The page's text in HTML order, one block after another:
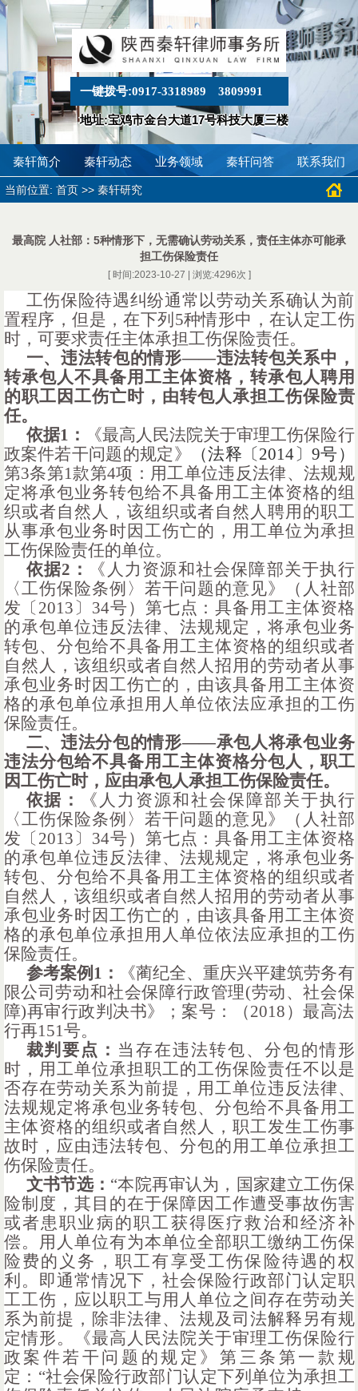
一键拨号:0917-3318989 3809991
地址:宝鸡市金台大道17号科技大厦三楼
秦轩简介 秦轩动态 业务领域 秦轩问答 联系我们
当前位置: 首页 >> 秦轩研究
最高院 人社部：5种情形下，无需确认劳动关系，责任主体亦可能承
担工伤保险责任
[ 时间:2023-10-27 | 浏览:4296次 ]
工伤保险待遇纠纷通常以劳动关系确认为前
置程序，但是，在下列 5种情形中， 在认定工伤
时，可要求责任主体承担工伤保险责任。
一、违法转包的情形——违法转包关系中，
转承包人不具备用工主体资格，转承包人聘用
的职工因工伤亡时，由转包人承担工伤保险责
任。
依据1：
《最高人民法院关于审理工伤保险行
政案件若干问题的规定》
（法释〔2014〕9号）
第3条第1款第4项： 用工单位违反法律、法规规
定将承包业务转包给不具备用工主体资格的组
织或者自然人，该组织或者自然人聘用的职工
从事承包业务时因工伤亡的，用工单位为承担
工伤保险责任的单位。
依据2：
《人力资源和社会保障部关于执行
〈工伤保险条例〉若干问题的意见》（人社部
发〔 2013〕34号）第七点：具备用工主体资格
的承包单位违反法律、法规规定，将承包业务
转包、分包给不具备用工主体资格的组织或者
自然人，该组织或者自然人招用的劳动者从事
承包业务时因工伤亡的，由该具备用工主体资
格的承包单位承担用人单位依法应承担的工伤
保险责任。
二、违法分包的情形——承包人将承包业务
违法分包给不具备用工主体资格分包人，职工
因工伤亡时，应由承包人承担工伤保险责任。
依据：
《人力资源和社会保障部关于执行
〈工伤保险条例〉若干问题的意见》（人社部
发〔 2013〕34号）第七点：具备用工主体资格
的承包单位违反法律、法规规定，将承包业务
转包、分包给不具备用工主体资格的组织或者
自然人，该组织或者自然人招用的劳动者从事
承包业务时因工伤亡的，由该具备用工主体资
格的承包单位承担用人单位依法应承担的工伤
保险责任。
参考案例 1：
《蔺纪全、重庆兴平建筑劳务有
限公司劳动和社会保障行政管理(劳动、社会保
障)再审行政判决书》；案号：（2018）最高法
行再151号。
裁判要点： 当存在违法转包、分包的情形
时，用工单位承担职工的工伤保险责任不以是
否存在劳动关系为前提，用工单位违反法律、
法规规定将承包业务转包、分包给不具备用工
主体资格的组织或者自然人，职工发生工伤事
故时，应由违法转包、分包的用工单位承担工
伤保险责任。
文书节选： “本院再审认为，国家建立工伤保
险制度，其目的在于保障因工作遭受事故伤害
或者患职业病的职工获得医疗救治和经济补
偿。用人单位有为本单位全部职工缴纳工伤保
险费的义务，职工有享受工伤保险待遇的权
利。即通常情况下，社会保险行政部门认定职
工工伤，应以职工与用人单位之间存在劳动关
系为前提，除非法律、法规及司法解释另有规
定情形。《最高人民法院关于审理工伤保险行
政案件若干问题的规定》第三条第一款规
定：“社会保险行政部门认定下列单位为承担工